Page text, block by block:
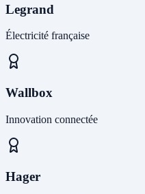
Legrand
Électricité française
Wallbox
Innovation connectée
Hager